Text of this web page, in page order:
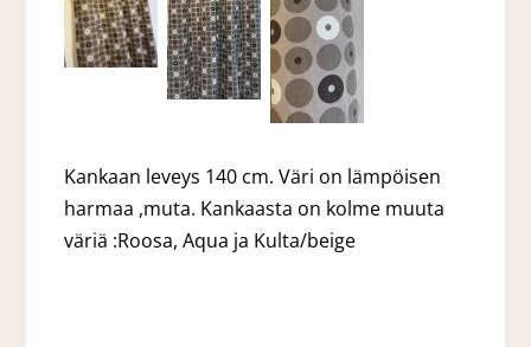
Kankaan leveys 140 cm. Väri on lämpöisen
harmaa ,muta. Kankaasta on kolme muuta
väriä :Roosa, Aqua ja Kulta/beige